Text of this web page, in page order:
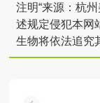
注明“来源：杭
述规定侵犯本网
生物将依法追究